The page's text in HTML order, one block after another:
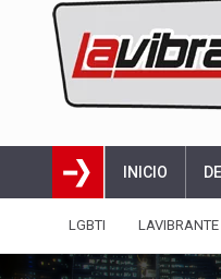
INICIO
LGBTI